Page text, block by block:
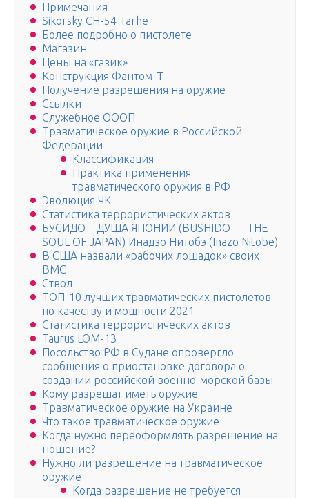
Примечания
Sikorsky CH-54 Tarhe
Более подробно о пистолете
Магазин
Цены на «газик»
Конструкция Фантом-Т
Получение разрешения на оружие
Ссылки
Служебное ОООП
Травматическое оружие в Российской
Федерации
Классификация
Практика применения
травматического оружия в РФ
Эволюция ЧК
Статистика террористических актов
БУСИДО – ДУША ЯПОНИИ (BUSHIDO — THE
SOUL OF JAPAN) Инадзо Нитобэ (Inazo Nitobe)
В США назвали «рабочих лошадок» своих
ВМС
Ствол
ТОП-10 лучших травматических пистолетов
по качеству и мощности 2021
Статистика террористических актов
Taurus LOM-13
Посольство РФ в Судане опровергло
сообщения о приостановке договора о
создании российской военно-морской базы
Кому разрешат иметь оружие
Травматическое оружие на Украине
Что такое травматическое оружие
Когда нужно переоформлять разрешение на
ношение?
Нужно ли разрешение на травматическое
оружие
Когда разрешение не требуется